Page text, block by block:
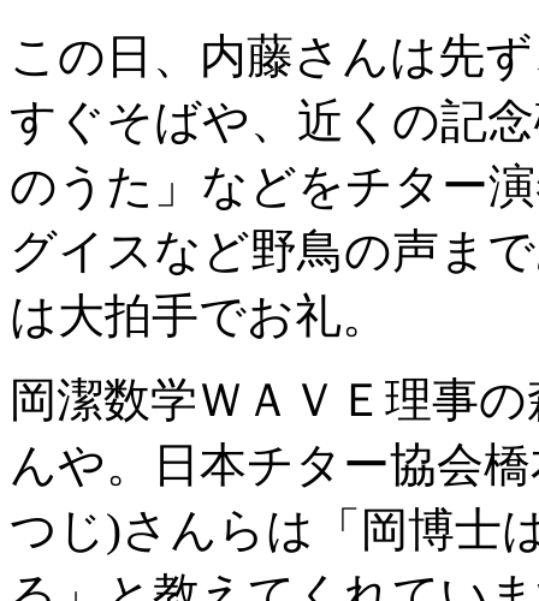
この日、内藤さんは先
すぐそばや、近くの記
のうた」などをチター
グイスなど野鳥の声ま
は大拍手でお礼。
岡潔数学ＷＡＶＥ理事
んや。日本チター協会
つじ)さんらは「岡博士